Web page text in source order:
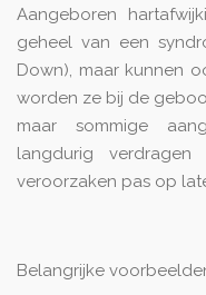
Aangeboren
geheel van een
Down), maar kunnen
worden ze bij de
maar sommige
langdurig
veroorzaken pas op
Belangrijke